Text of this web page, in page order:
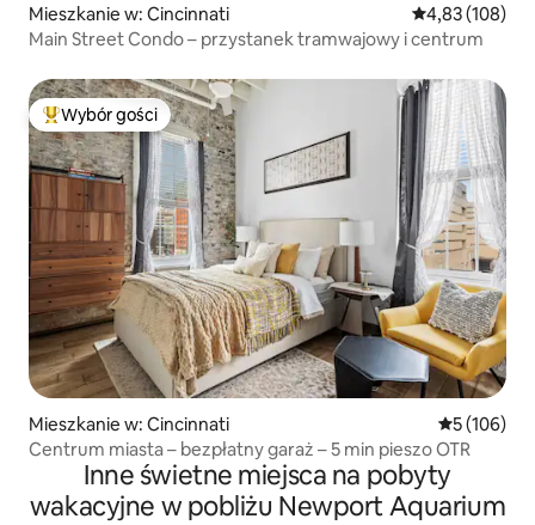
Mieszkanie w: Cincinnati Średnia
4,83 (108)
Main Street Condo – przystanek tramwajowy i centrum
Najpopularniejsze z kategorii Wybór gości
Wybór gości
Mieszkanie w: Cincinnati Średnia
5 (106)
Centrum miasta – bezpłatny garaż – 5 min pieszo OTR
Inne świetne miejsca na pobyty
wakacyjne w pobliżu Newport Aquarium